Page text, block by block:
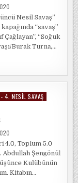
Nesil Savaş”
“savaş”
“Soğuk
Burak Turna,…
4. NESIL SAVAŞ
4.0, Toplum 5.0
Şengönül
Kulübünün
Kitabın…